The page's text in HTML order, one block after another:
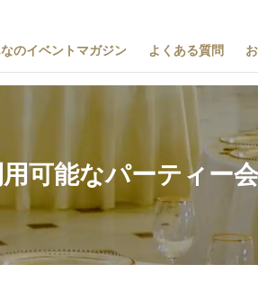
のイベントマガジン よくある質問
可能なパーティー